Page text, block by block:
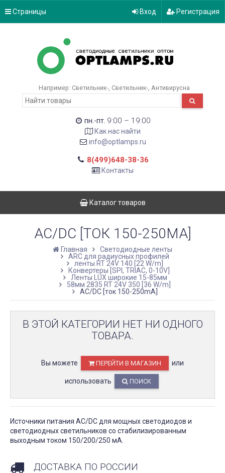
Страницы Вход Регистрация
Например: Светильник- Светильник- Антивирусна
пн.-пт. 9:00 – 19:00
Как нас найти
info@optlamps.ru
8(499)648-38-36
Контакты
Каталог товаров
AC/DC [ТОК 150-250MA]
Главная
Светодиодные ленты
ARC для радиусных профилей
ленты RT 24V 140 [22 W/m]
Конвертеры [SPI, TRIAC, 0-10V]
Ленты LUX широкие 15-85мм
58мм 2835 RT 24V 350 [36 W/m]
AC/DC [ток 150-250mA]
В ЭТОЙ КАТЕГОРИИ НЕТ НИ ОДНОГО
ТОВАРА.
Вы можете ПЕРЕЙТИ В МАГАЗИН или
использовать ПОИСК
Источники питания AC/DC для мощных светодиодов и
светодиодных светильников со стабилизированным
выходным током 150/200/250 мА.
ДОСТАВКА ПО РОССИИ